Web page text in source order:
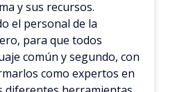
y sus recursos.
el personal de la
para que todos
común y segundo, con
como expertos en